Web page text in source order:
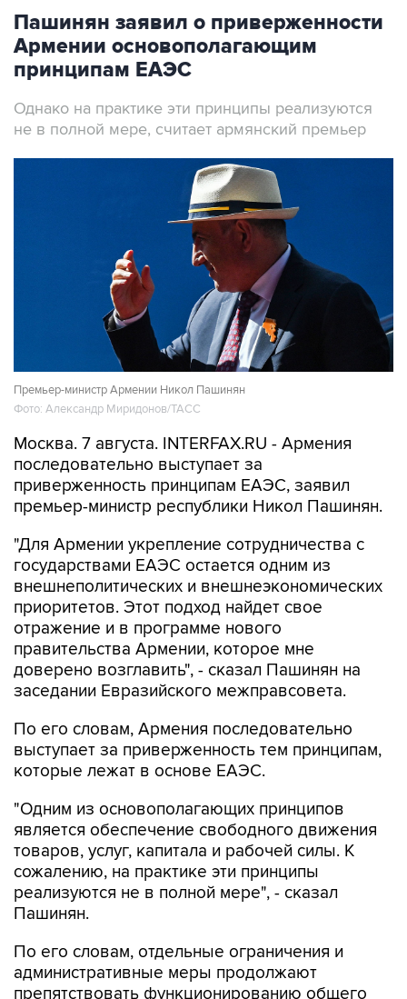
Пашинян заявил о приверженности
Армении основополагающим
принципам ЕАЭС
Однако на практике эти принципы реализуются
не в полной мере, считает армянский премьер
Премьер-министр Армении Никол Пашинян
Фото: Александр Миридонов/ТАСС
Москва. 7 августа. INTERFAX.RU - Армения
последовательно выступает за
приверженность принципам ЕАЭС, заявил
премьер-министр республики Никол Пашинян.
"Для Армении укрепление сотрудничества с
государствами ЕАЭС остается одним из
внешнеполитических и внешнеэкономических
приоритетов. Этот подход найдет свое
отражение и в программе нового
правительства Армении, которое мне
доверено возглавить", - сказал Пашинян на
заседании Евразийского межправсовета.
По его словам, Армения последовательно
выступает за приверженность тем принципам,
которые лежат в основе ЕАЭС.
"Одним из основополагающих принципов
является обеспечение свободного движения
товаров, услуг, капитала и рабочей силы. К
сожалению, на практике эти принципы
реализуются не в полной мере", - сказал
Пашинян.
По его словам, отдельные ограничения и
административные меры продолжают
препятствовать функционированию общего